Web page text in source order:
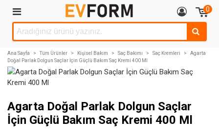
0
Ana Sayfa > Tüm Ürünler > Kişisel Bakım > Saç Bakımı > Saç Kremleri >
Agarta
Doğal Parlak Dolgun Saçlar İçin Güçlü Bakım Saç Kremi 400 Ml
Agarta Doğal Parlak Dolgun Saçlar
İçin Güçlü Bakım Saç Kremi 400 Ml